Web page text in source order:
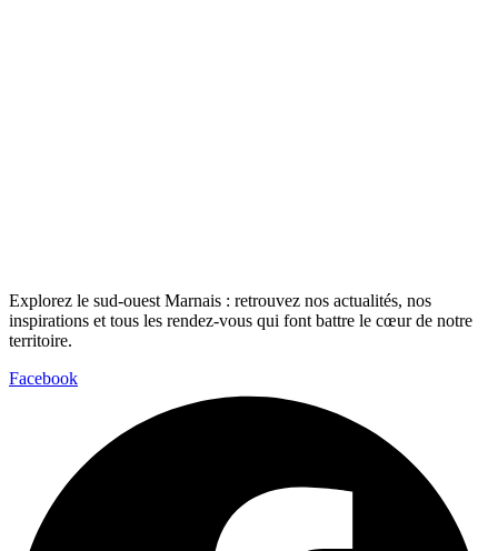
Explorez le sud-ouest Marnais : retrouvez nos actualités, nos
inspirations et tous les rendez-vous qui font battre le cœur de notre
territoire.
Facebook